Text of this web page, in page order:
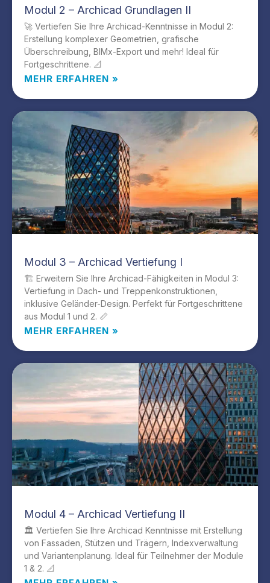
Modul 2 – Archicad Grundlagen II
🚀 Vertiefen Sie Ihre Archicad-Kenntnisse in Modul 2:
Erstellung komplexer Geometrien, grafische
Überschreibung, BIMx-Export und mehr! Ideal für
Fortgeschrittene. 📐
MEHR ERFAHREN »
Modul 3 – Archicad Vertiefung I
🏗️ Erweitern Sie Ihre Archicad-Fähigkeiten in Modul 3:
Vertiefung in Dach- und Treppenkonstruktionen,
inklusive Geländer-Design. Perfekt für Fortgeschrittene
aus Modul 1 und 2. 📏
MEHR ERFAHREN »
Modul 4 – Archicad Vertiefung II
🏛️ Vertiefen Sie Ihre Archicad Kenntnisse mit Erstellung
von Fassaden, Stützen und Trägern, Indexverwaltung
und Variantenplanung. Ideal für Teilnehmer der Module
1 & 2. 📐